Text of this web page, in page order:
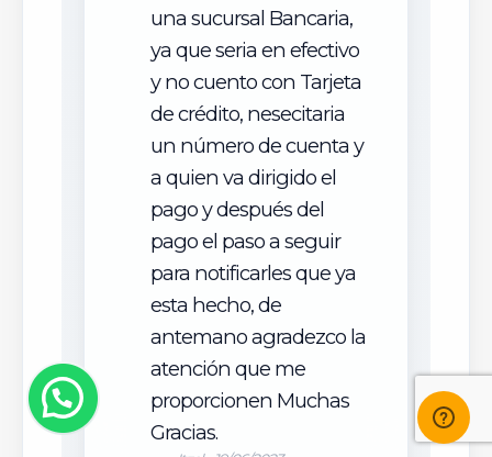
una sucursal Bancaria,
ya que seria en efectivo
y no cuento con Tarjeta
de crédito, nesecitaria
un número de cuenta y
a quien va dirigido el
pago y después del
pago el paso a seguir
para notificarles que ya
esta hecho, de
antemano agradezco la
atención que me
proporcionen Muchas
Gracias.